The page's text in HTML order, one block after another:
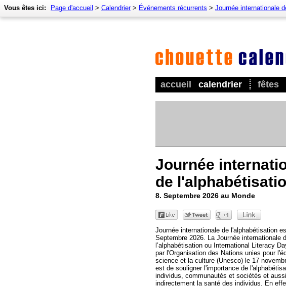
accueil calendrier fêtes
Vous êtes ici: Page d'accueil > Calendrier> Événements récurrents > Journée internationale
Journée
de
8. Septembre 2026 au Monde
Journée internationale de l'alphabétisation
Septembre 2026. La Journée internationale
l’alphabétisation ou International Literacy
par l'Organisation des Nations unies pour
science et la culture (Unesco) le 17
est de souligner l'importance de
individus, communautés et sociétés et
indirectement la santé des individus. En